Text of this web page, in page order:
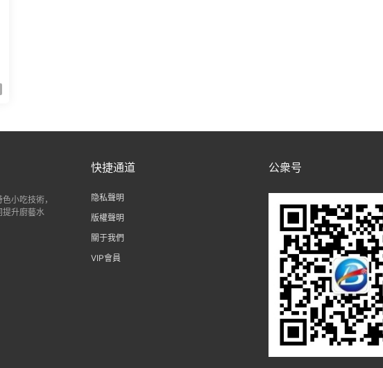
小吃技術，
提升廚藝水
快捷通道
隐私聲明
版權聲明
關于我們
VIP會員
公衆号